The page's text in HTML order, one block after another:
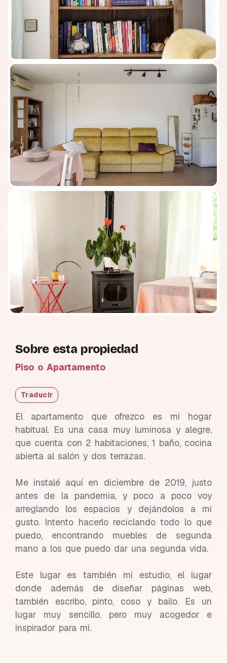
Sobre esta propiedad
Piso o Apartamento
Traducir
El apartamento que ofrezco es mi hogar
habitual. Es una casa muy luminosa y alegre,
que cuenta con 2 habitaciones, 1 baño, cocina
abierta al salón y dos terrazas.
Me instalé aquí en diciembre de 2019, justo
antes de la pandemia, y poco a poco voy
arreglando los espacios y dejándolos a mi
gusto. Intento hacerlo reciclando todo lo que
puedo, encontrando muebles de segunda
mano a los que puedo dar una segunda vida.
Este lugar es también mi estudio, el lugar
donde además de diseñar páginas web,
también escribo, pinto, coso y bailo. Es un
lugar muy sencillo, pero muy acogedor e
inspirador para mí.